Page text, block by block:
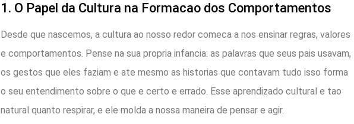
1. O Papel da Cultura na Formacao dos Comportamentos
Desde que nascemos, a cultura ao nosso redor comeca a nos ensinar regras, valores
e comportamentos. Pense na sua propria infancia: as palavras que seus pais usavam,
os gestos que eles faziam e ate mesmo as historias que contavam tudo isso forma
o seu entendimento sobre o que e certo e errado. Esse aprendizado cultural e tao
natural quanto respirar, e ele molda a nossa maneira de pensar e agir.